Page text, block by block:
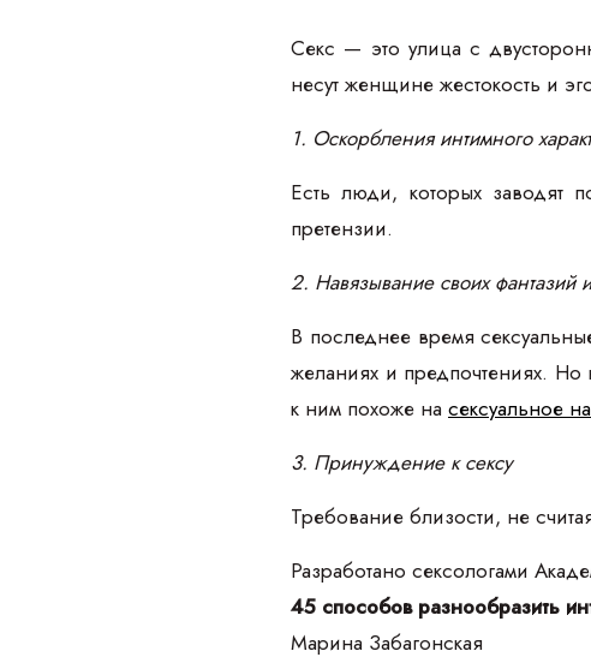
Секс — это улица с
несут женщине жестокость и
1. Оскорбления интимного
Есть люди, которых заводят
претензии.
2. Навязывание своих фантазий
В последнее время
желаниях и предпочтениях. Но
к ним похоже на сексуальное
3. Принуждение к сексу
Требование близости, не
Разработано сексологами
45 способов разнообразить
Марина Забагонская